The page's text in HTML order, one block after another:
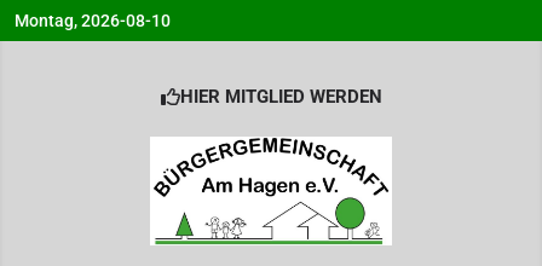
Skip
to
Montag, 2026-08-10
HIER MITGLIED WERDEN